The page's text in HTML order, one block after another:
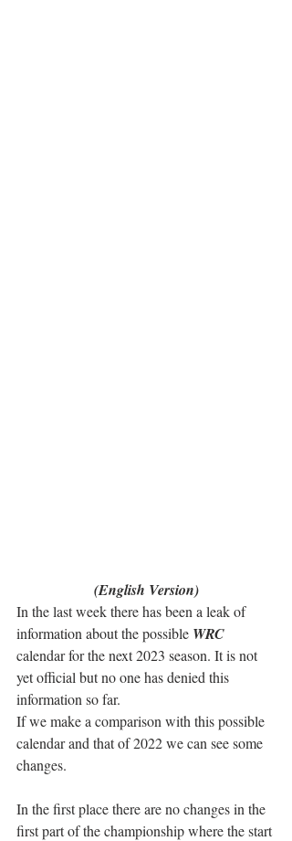
(English Version)
In the last week there has been a leak of
information about the possible WRC
calendar for the next 2023 season. It is not
yet official but no one has denied this
information so far.
If we make a comparison with this possible
calendar and that of 2022 we can see some
changes.
In the first place there are no changes in the
first part of the championship where the start